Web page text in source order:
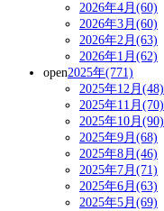
2026年4月(60)
2026年3月(60)
2026年2月(63)
2026年1月(62)
open2025年(771)
2025年12月(48)
2025年11月(70)
2025年10月(90)
2025年9月(68)
2025年8月(46)
2025年7月(71)
2025年6月(63)
2025年5月(69)